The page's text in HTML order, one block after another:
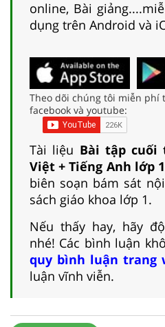
online, Bài
dụng trên Android và
Theo dõi chúng tôi miễn phí
facebook và youtube:
Tài liệu Bài tập cuối
Việt + Tiếng Anh lớp 1
biên soạn bám sát
sách giáo khoa lớp 1.
Nếu thấy hay, hãy
nhé! Các bình luận
quy bình luận trang
luận vĩnh viễn.